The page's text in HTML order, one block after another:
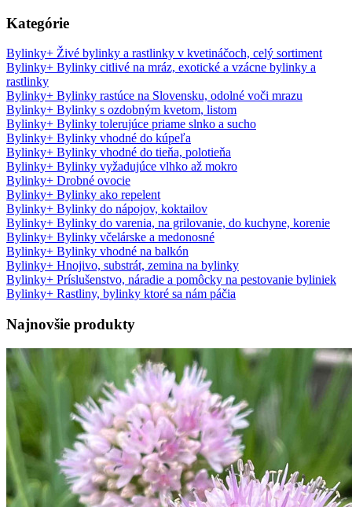
Kategórie
Bylinky+ Živé bylinky a rastlinky v kvetináčoch, celý sortiment
Bylinky+ Bylinky citlivé na mráz, exotické a vzácne bylinky a
rastlinky
Bylinky+ Bylinky rastúce na Slovensku, odolné voči mrazu
Bylinky+ Bylinky s ozdobným kvetom, listom
Bylinky+ Bylinky tolerujúce priame slnko a sucho
Bylinky+ Bylinky vhodné do kúpeľa
Bylinky+ Bylinky vhodné do tieňa, polotieňa
Bylinky+ Bylinky vyžadujúce vlhko až mokro
Bylinky+ Drobné ovocie
Bylinky+ Bylinky ako repelent
Bylinky+ Bylinky do nápojov, koktailov
Bylinky+ Bylinky do varenia, na grilovanie, do kuchyne, korenie
Bylinky+ Bylinky včelárske a medonosné
Bylinky+ Bylinky vhodné na balkón
Bylinky+ Hnojivo, substrát, zemina na bylinky
Bylinky+ Príslušenstvo, náradie a pomôcky na pestovanie byliniek
Bylinky+ Rastliny, bylinky ktoré sa nám páčia
Najnovšie produkty